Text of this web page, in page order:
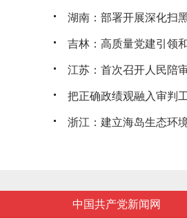
湖南：部署开展深化扫
吉林：高质量党建引领
江苏：首次召开人民陪
把正确政绩观融入审判
浙江：建立海岛生态环
中国共产党新闻网